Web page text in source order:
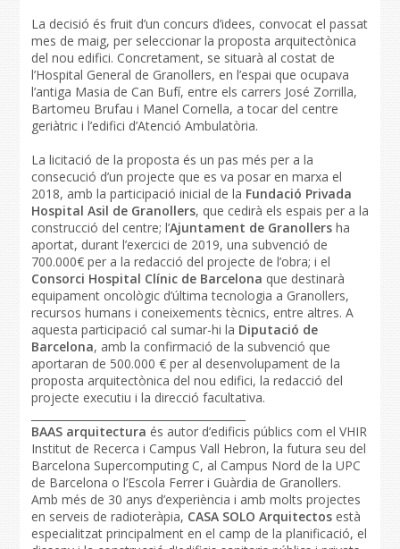
La decisió és fruit d’un concurs d’idees, convocat el passat
mes de maig, per seleccionar la proposta arquitectònica
del nou edifici. Concretament, se situarà al costat de
l’Hospital General de Granollers, en l’espai que ocupava
l’antiga Masia de Can Bufí, entre els carrers José Zorrilla,
Bartomeu Brufau i Manel Cornella, a tocar del centre
geriàtric i l’edifici d’Atenció Ambulatòria.
La licitació de la proposta és un pas més per a la
consecució d’un projecte que es va posar en marxa el
2018, amb la participació inicial de la Fundació Privada
Hospital Asil de Granollers, que cedirà els espais per a la
construcció del centre; l’Ajuntament de Granollers ha
aportat, durant l’exercici de 2019, una subvenció de
700.000€ per a la redacció del projecte de l’obra; i el
Consorci Hospital Clínic de Barcelona que destinarà
equipament oncològic d’última tecnologia a Granollers,
recursos humans i coneixements tècnics, entre altres. A
aquesta participació cal sumar-hi la Diputació de
Barcelona, amb la confirmació de la subvenció que
aportaran de 500.000 € per al desenvolupament de la
proposta arquitectònica del nou edifici, la redacció del
projecte executiu i la direcció facultativa.
BAAS arquitectura és autor d’edificis públics com el VHIR
Institut de Recerca i Campus Vall Hebron, la futura seu del
Barcelona Supercomputing C, al Campus Nord de la UPC
de Barcelona o l’Escola Ferrer i Guàrdia de Granollers.
Amb més de 30 anys d’experiència i amb molts projectes
en serveis de radioteràpia, CASA SOLO Arquitectosestà
especialitzat principalment en el camp de la planificació, el